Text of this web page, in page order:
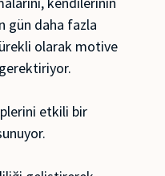
gün daha fazla
olarak motive
etkili bir